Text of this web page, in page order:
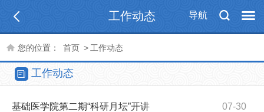
导航
工作动态
您的位置： 首页 > 工作动态
工作动态
07-30
基础医学院第二期“科研月坛”开讲